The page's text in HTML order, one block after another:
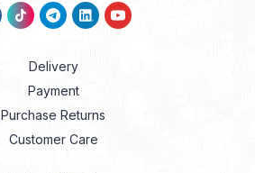
Delivery
Payment
Purchase Returns
Customer Care